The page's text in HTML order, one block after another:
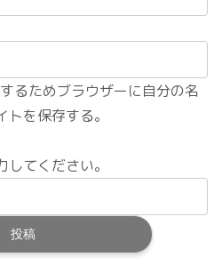
るためブラウザーに自分の名
を保存する。
てください。